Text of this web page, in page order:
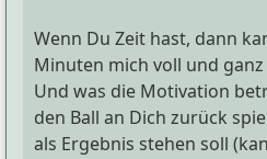
Wenn Du Zeit hast, dann
Minuten mich voll und
Und was die Motivation
den Ball an Dich zurück
als Ergebnis stehen soll